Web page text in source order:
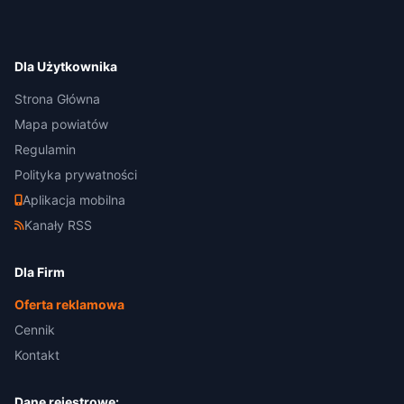
Dla Użytkownika
Strona Główna
Mapa powiatów
Regulamin
Polityka prywatności
Aplikacja mobilna
Kanały RSS
Dla Firm
Oferta reklamowa
Cennik
Kontakt